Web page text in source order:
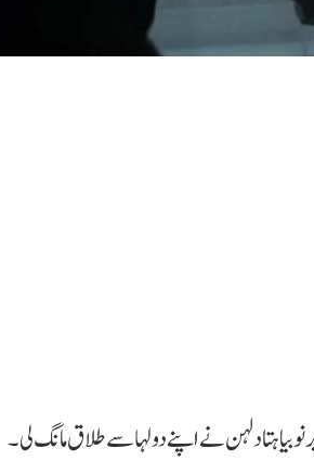
دلہن نے اپنے دولہا سے طلاق مانگ لی۔